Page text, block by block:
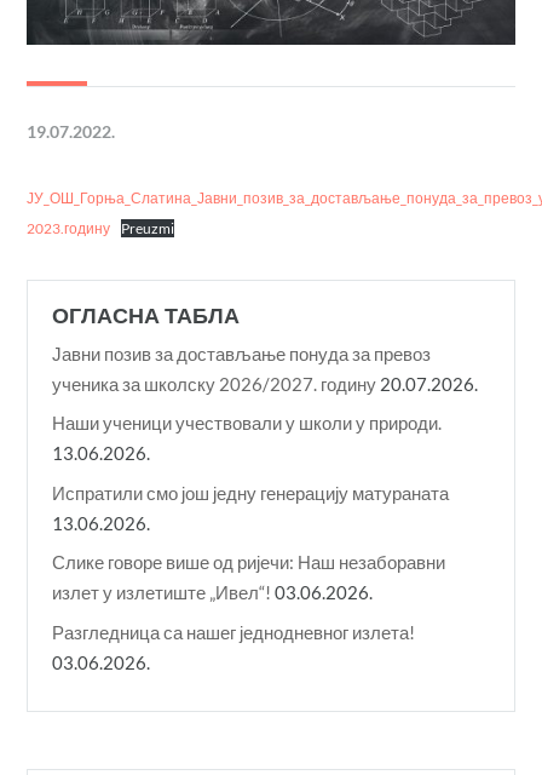
19.07.2022.
2023.годину
Preuzmi
ОГЛАСНА ТАБЛА
Јавни позив за достављање понуда за превоз
ученика за школску 2026/2027. годину 20.07.2026.
Наши ученици учествовали у школи у природи.
13.06.2026.
Испратили смо још једну генерацију матураната
13.06.2026.
Слике говоре више од ријечи: Наш незаборавни
излет у излетиште „Ивел“! 03.06.2026.
Разгледница са нашег једнодневног излета!
03.06.2026.